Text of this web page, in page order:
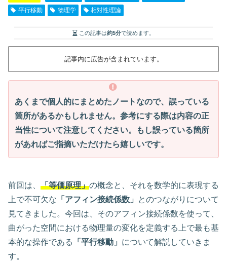
平行移動
物理学 相対性理論
この記事は約5分で読めます。
記事内に広告が含まれています。
あくまで個人的にまとめたノートなので、誤っている
箇所があるかもしれません。参考にする際は内容の正
当性について注意してください。もし誤っている箇所
があればご指摘いただけたら嬉しいです。
前回は、 「等価原理」の概念と、それを数学的に表現する
上で不可欠な 「アフィン接続係数」
とのつながりについて
見てきました。今回は、そのアフィン接続係数を使って、
曲がった空間における物理量の変化を定義する上で最も基
本的な操作である
「平行移動」 について解説していきま
す。